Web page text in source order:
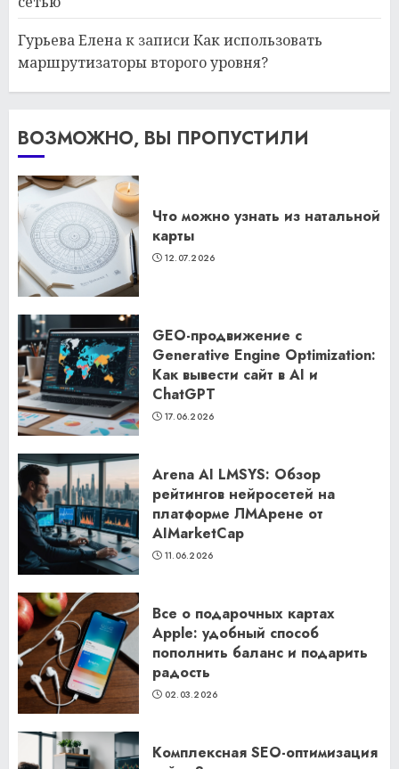
Гурьева Еленак записиКак использовать
маршрутизаторы второго уровня?
ВОЗМОЖНО, ВЫ ПРОПУСТИЛИ
Что можно узнать из натальной
карты
12.07.2026
GEO-продвижение с
Generative Engine Optimization:
Как вывести сайт в AI и
ChatGPT
17.06.2026
Arena AI LMSYS: Обзор
рейтингов нейросетей на
платформе ЛМАрене от
AIMarketCap
11.06.2026
Все о подарочных картах
Apple: удобный способ
пополнить баланс и подарить
радость
02.03.2026
Комплексная SEO-оптимизация